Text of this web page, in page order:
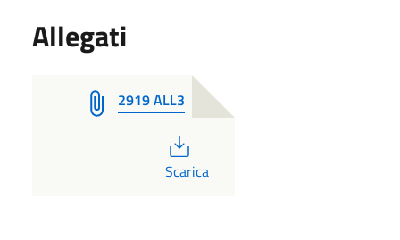
Allegati
2919 ALL3
PDF
Scarica